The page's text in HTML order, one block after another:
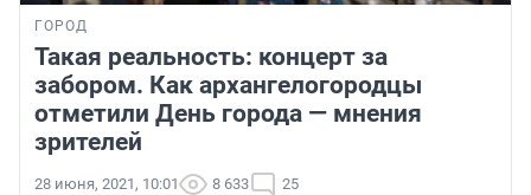
ГОРОД
Такая реальность: концерт за
забором. Как архангелогородцы
отметили День города — мнения
зрителей
28 июня, 2021, 10:01 8 633 25